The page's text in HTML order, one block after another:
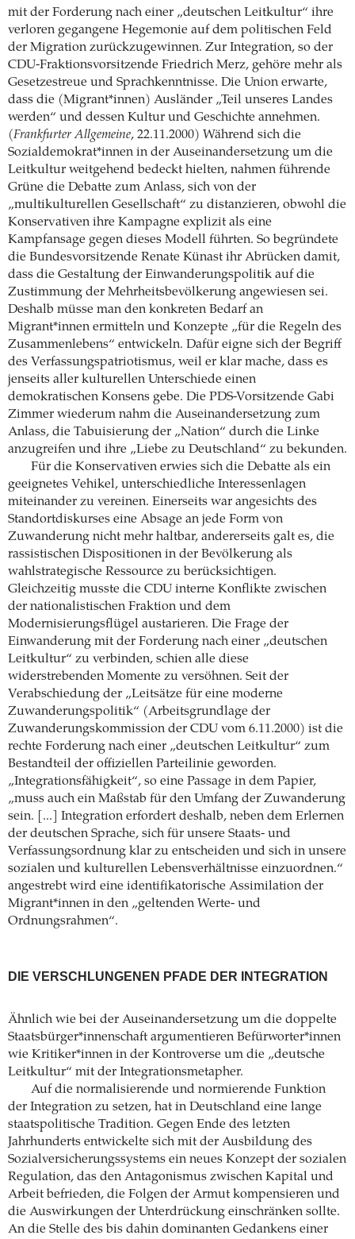
mit der Forderung nach einer „deutschen Leitkultur“ ihre
verloren gegangene Hegemonie auf dem politischen Feld
der Migration zurückzugewinnen. Zur Integration, so der
CDU-Fraktionsvorsitzende Friedrich Merz, gehöre mehr als
Gesetzestreue und Sprachkenntnisse. Die Union erwarte,
dass die (Migrant*innen) Ausländer „Teil unseres Landes
werden“ und dessen Kultur und Geschichte annehmen.
(Frankfurter Allgemeine, 22.11.2000) Während sich die
Sozialdemokrat*innen in der Auseinandersetzung um die
Leitkultur weitgehend bedeckt hielten, nahmen führende
Grüne die Debatte zum Anlass, sich von der
„multikulturellen Gesellschaft“ zu distanzieren, obwohl die
Konservativen ihre Kampagne explizit als eine
Kampfansage gegen dieses Modell führten. So begründete
die Bundesvorsitzende Renate Künast ihr Abrücken damit,
dass die Gestaltung der Einwanderungspolitik auf die
Zustimmung der Mehrheitsbevölkerung angewiesen sei.
Deshalb müsse man den konkreten Bedarf an
Migrant*innen ermitteln und Konzepte „für die Regeln des
Zusammenlebens“ entwickeln. Dafür eigne sich der Begriff
des Verfassungspatriotismus, weil er klar mache, dass es
jenseits aller kulturellen Unterschiede einen
demokratischen Konsens gebe. Die PDS-Vorsitzende Gabi
Zimmer wiederum nahm die Auseinandersetzung zum
Anlass, die Tabuisierung der „Nation“ durch die Linke
anzugreifen und ihre „Liebe zu Deutschland“ zu bekunden.
Für die Konservativen erwies sich die Debatte als ein
geeignetes Vehikel, unterschiedliche Interessenlagen
miteinander zu vereinen. Einerseits war angesichts des
Standortdiskurses eine Absage an jede Form von
Zuwanderung nicht mehr haltbar, andererseits galt es, die
rassistischen Dispositionen in der Bevölkerung als
wahlstrategische Ressource zu berücksichtigen.
Gleichzeitig musste die CDU interne Konflikte zwischen
der nationalistischen Fraktion und dem
Modernisierungsflügel austarieren. Die Frage der
Einwanderung mit der Forderung nach einer „deutschen
Leitkultur“ zu verbinden, schien alle diese
widerstrebenden Momente zu versöhnen. Seit der
Verabschiedung der „Leitsätze für eine moderne
Zuwanderungspolitik“ (Arbeitsgrundlage der
Zuwanderungskommission der CDU vom 6.11.2000) ist die
rechte Forderung nach einer „deutschen Leitkultur“ zum
Bestandteil der offiziellen Parteilinie geworden.
„Integrationsfähigkeit“, so eine Passage in dem Papier,
„muss auch ein Maßstab für den Umfang der Zuwanderung
sein. [...] Integration erfordert deshalb, neben dem Erlernen
der deutschen Sprache, sich für unsere Staats- und
Verfassungsordnung klar zu entscheiden und sich in unsere
sozialen und kulturellen Lebensverhältnisse einzuordnen.“
angestrebt wird eine identifikatorische Assimilation der
Migrant*innen in den „geltenden Werte- und
Ordnungsrahmen“.
DIE VERSCHLUNGENEN PFADE DER INTEGRATION
Ähnlich wie bei der Auseinandersetzung um die doppelte
Staatsbürger*innenschaft argumentieren Befürworter*innen
wie Kritiker*innen in der Kontroverse um die „deutsche
Leitkultur“ mit der Integrationsmetapher.
Auf die normalisierende und normierende Funktion
der Integration zu setzen, hat in Deutschland eine lange
staatspolitische Tradition. Gegen Ende des letzten
Jahrhunderts entwickelte sich mit der Ausbildung des
Sozialversicherungssystems ein neues Konzept der sozialen
Regulation, das den Antagonismus zwischen Kapital und
Arbeit befrieden, die Folgen der Armut kompensieren und
die Auswirkungen der Unterdrückung einschränken sollte.
An die Stelle des bis dahin dominanten Gedankens einer